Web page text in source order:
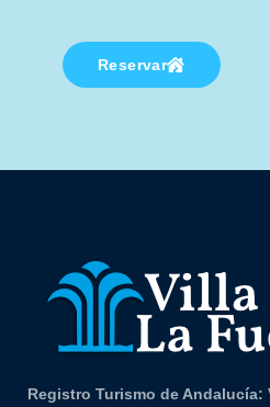
Reservar
Registro Turismo de Andalucía: